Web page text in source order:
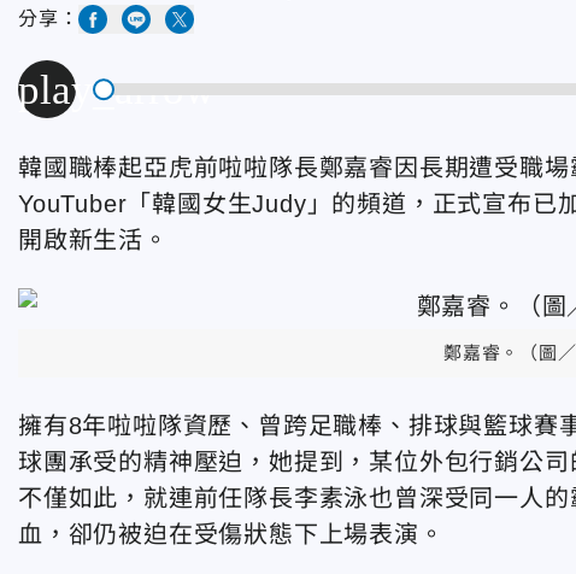
分享：
play_arrow
韓國職棒起亞虎前啦啦隊長鄭嘉睿因長期遭受職
YouTuber「韓國女生Judy」的頻道，正式宣布已
開啟新生活。
鄭嘉睿。（圖
擁有8年啦啦隊資歷、曾跨足職棒、排球與籃球賽
球團承受的精神壓迫，她提到，某位外包行銷公
不僅如此，就連前任隊長李素泳也曾深受同一人
血，卻仍被迫在受傷狀態下上場表演。